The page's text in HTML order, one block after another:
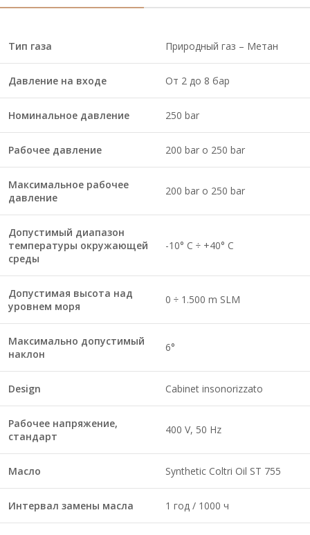
Тип газа Природный газ – Метан
Давление на входе От 2 до 8 бар
Номинальное давление 250 bar
Рабочее давление 200 bar o 250 bar
Максимальное рабочее
давление
200 bar o 250 bar
Допустимый диапазон
температуры окружающей
среды
-10° C ÷ +40° C
Допустимая высота над
уровнем моря
0 ÷ 1.500 m SLM
Максимально допустимый
наклон
6°
Design Cabinet insonorizzato
Рабочее напряжение,
стандарт
400 V, 50 Hz
Масло Synthetic Coltri Oil ST 755
Интервал замены масла 1 год / 1000 ч